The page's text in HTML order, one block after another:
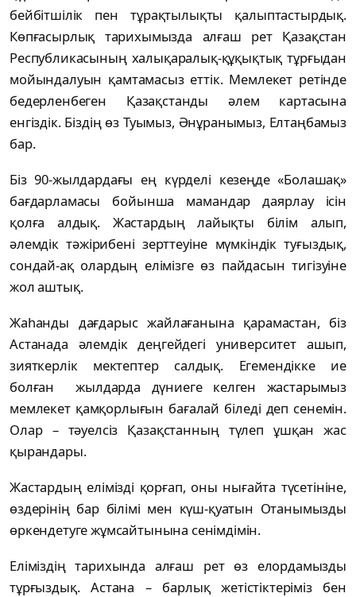
бейбітшілік пен тұрақтылықты қалыптастырдық.
Көпғасырлық тарихымызда алғаш рет Қазақстан
Республикасының халықаралық-құқықтық тұрғыдан
мойындалуын қамтамасыз еттік. Мемлекет ретінде
бедерленбеген Қазақстанды әлем картасына
енгіздік. Біздің өз Туымыз, Әнұранымыз, Елтаңбамыз
бар.
Біз 90-жылдардағы ең күрделі кезеңде «Болашақ»
бағдарламасы бойынша мамандар даярлау ісін
қолға алдық. Жастардың лайықты білім алып,
әлемдік тәжірибені зерттеуіне мүмкіндік туғыздық,
сондай-ақ олардың елімізге өз пайдасын тигізуіне
жол аштық.
Жаһанды дағдарыс жайлағанына қарамастан, біз
Астанада әлемдік деңгейдегі университет ашып,
зияткерлік мектептер салдық. Егемендікке ие
болған жылдарда дүниеге келген жастарымыз
мемлекет қамқорлығын бағалай біледі деп сенемін.
Олар – тәуелсіз Қазақстанның түлеп ұшқан жас
қырандары.
Жастардың елімізді қорғап, оны нығайта түсетініне,
өздерінің бар білімі мен күш-қуатын Отанымызды
өркендетуге жұмсайтынына сенімдімін.
Еліміздің тарихында алғаш рет өз елордамызды
тұрғыздық. Астана – барлық жетістіктеріміз бен